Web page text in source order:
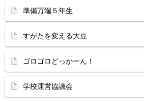
準備万端５年生
すがたを変える大豆
ゴロゴロどっかーん！
学校運営協議会